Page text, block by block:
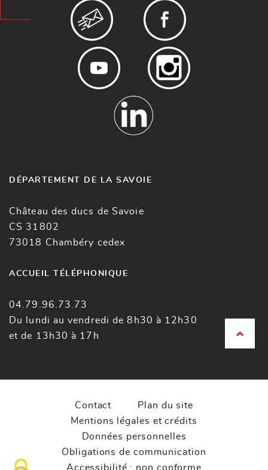
DÉPARTEMENT DE LA SAVOIE
Château des ducs de Savoie
CS 31802
73018 Chambéry cedex
ACCUEIL TÉLÉPHONIQUE
04.79.96.73.73
Du lundi au vendredi de 8h30 à 12h30
et de 13h30 à 17h
Contact
Plan du site
Mentions légales et crédits
Données personnelles
Obligations de communication
Accessibilité : non conforme